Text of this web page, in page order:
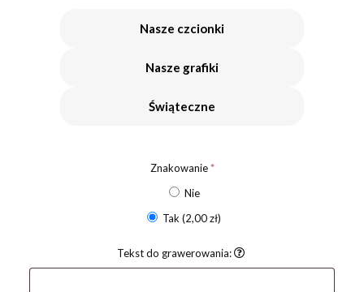
Nasze czcionki
Nasze grafiki
Świąteczne
Znakowanie*
Nie
Tak (2,00 zł)
Tekst do grawerowania: